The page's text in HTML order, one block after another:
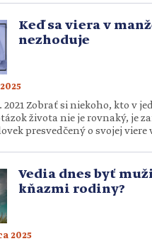
v iné hodnoty. Robíme
vždy za každú cenu „pobiť“ o
[…]
Keď sa viera v
nezhoduje
2021 Zobrať si niekoho, kto v
života nie je rovnaký, je
presvedčený o svojej viere
takisto. Lenže v živote sa
Vedia dnes byť
kňazmi rodiny?
2025